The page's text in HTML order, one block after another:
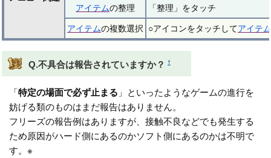
アイテムの整理 「整理」をタッチ
アイテムの複数選択 ○アイコンをタッチしてアイテム
Q.不具合は報告されていますか？ †
「特定の場面で必ず止まる 」といったようなゲームの進行を
妨げる類のものはまだ報告はありません。
フリーズの報告例はありますが、接触不良などでも発生する
ため原因がハード側にあるのかソフト側にあるのかは不明で
す。※